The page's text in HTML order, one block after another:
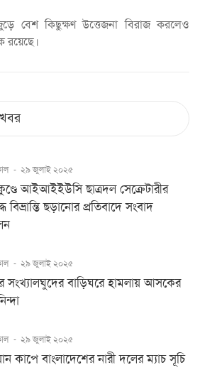
বেশ কিছুক্ষণ উত্তেজনা বিরাজ করলেও
রয়েছে।
- ২৯ জুলাই ২০২৫
আইআইইউসি ছাত্রদল সেক্রেটারীর
বিভ্রান্তি ছড়ানোর প্রতিবাদে সংবাদ
- ২৯ জুলাই ২০২৫
সংখ্যালঘুদের বাড়িঘরে হামলায় আসকের
- ২৯ জুলাই ২০২৫
কাপে বাংলাদেশের নারী দলের ম্যাচ সূচি